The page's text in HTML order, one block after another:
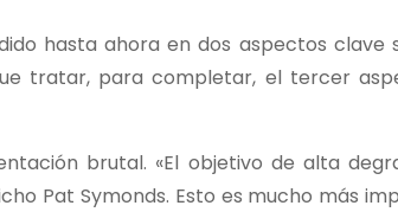
hasta ahora en dos aspectos clave
tratar, para completar, el tercer
brutal. «El objetivo de alta
Pat Symonds. Esto es mucho más